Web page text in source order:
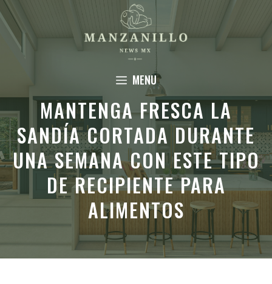
Saltar
al
contenido
MENU
MANTENGA FRESCA LA
SANDÍA CORTADA DURANTE
UNA SEMANA CON ESTE TIPO
DE RECIPIENTE PARA
ALIMENTOS